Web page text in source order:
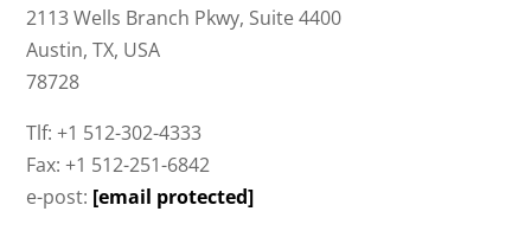
2113 Wells Branch Pkwy, Suite 4400
Austin, TX, USA
78728
Tlf: +1 512-302-4333
Fax: +1 512-251-6842
e-post: [email protected]